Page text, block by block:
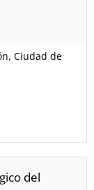
Ciudad de